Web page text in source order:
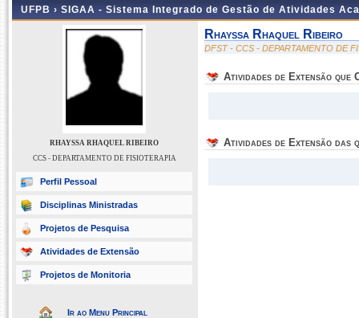
UFPB › SIGAA - Sistema Integrado de Gestão de Atividades
RHAYSSA RHAQUEL RIBEIRO
CCS - DEPARTAMENTO DE FISIOTERAPIA
Perfil Pessoal
Disciplinas Ministradas
Projetos de Pesquisa
Atividades de Extensão
Projetos de Monitoria
Ir ao Menu Principal
Rhayssa Rhaquel Ribeiro
DFST - CCS - DEPARTAMENTO DE
Atividades de Extensão que
Atividades de Extensão das